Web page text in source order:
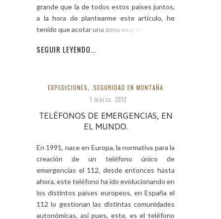
grande que la de todos estos países juntos,
a la hora de plantearme este artículo, he
tenido que acotar una zona muy específica,
SEGUIR LEYENDO...
EXPEDICIONES, SEGURIDAD EN MONTAÑA
1 marzo, 2012
TELÉFONOS DE EMERGENCIAS, EN
EL MUNDO.
En 1991, nace en Europa, la normativa para la
creación de un teléfono único de
emergencias el 112, desde entonces hasta
ahora, este teléfono ha ido evolucionando en
los distintos países europeos, en España el
112 lo gestionan las distintas comunidades
autonómicas, así pues, este, es el teléfono